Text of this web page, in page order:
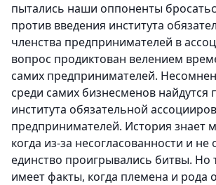
пытались наши оппоненты
против введения института
членства предпринимателей в
вопрос продиктован велением
самих предпринимателей.
среди самих бизнесменов найдутся
института обязательной
предпринимателей. История знает
когда из-за несогласованности и
единство проигрывались битвы. Но
имеет факты, когда племена и рода